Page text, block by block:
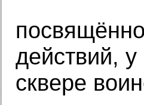
действий,
сквере